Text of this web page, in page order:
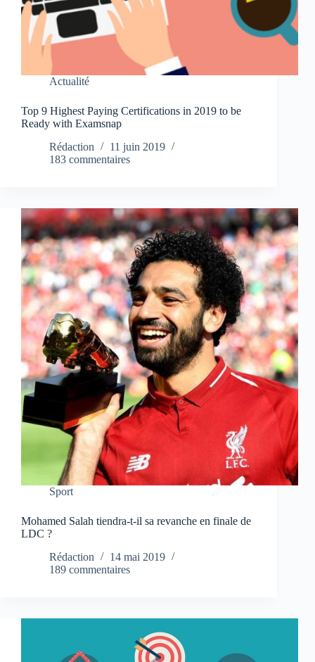
Actualité
Top 9 Highest Paying Certifications in 2019 to be
Ready with Examsnap
Rédaction
11 juin 2019
183 commentaires
Sport
Mohamed Salah tiendra-t-il sa revanche en finale de
LDC ?
Rédaction
14 mai 2019
189 commentaires